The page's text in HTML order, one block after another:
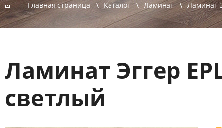
Главная страница Каталог Ламинат Ламинат
Ламинат Эггер
светлый